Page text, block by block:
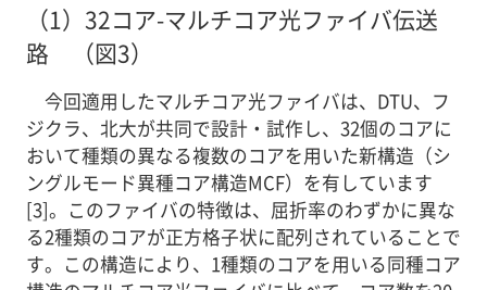
（1） 32コア-マルチコア光ファイバ伝送
路 （図3）
今回適用したマルチコア光ファイバは、DTU、フ
ジクラ、北大が共同で設計・試作し、32個のコアに
おいて種類の異なる複数のコアを用いた新構造（シ
ングルモード異種コア構造MCF）を有しています
[3]。このファイバの特徴は、屈折率のわずかに異な
る2種類のコアが正方格子状に配列されていることで
す。この構造により、1種類のコアを用いる同種コア